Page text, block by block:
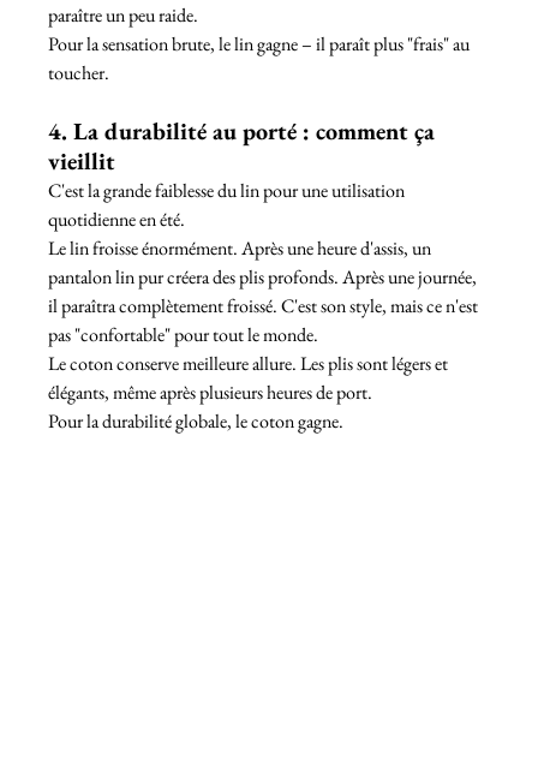
paraître un peu raide.
Pour la sensation brute, le lin gagne – il paraît plus "frais" au
toucher.
4. La durabilité au porté : comment ça
vieillit
C'est la grande faiblesse du lin pour une utilisation
quotidienne en été.
Le lin froisse énormément. Après une heure d'assis, un
pantalon lin pur créera des plis profonds. Après une journée,
il paraîtra complètement froissé. C'est son style, mais ce n'est
pas "confortable" pour tout le monde.
Le coton conserve meilleure allure. Les plis sont légers et
élégants, même après plusieurs heures de port.
Pour la durabilité globale, le coton gagne.